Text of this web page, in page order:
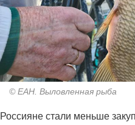
© ЕАН. Выловленная рыба
Россияне стали меньше